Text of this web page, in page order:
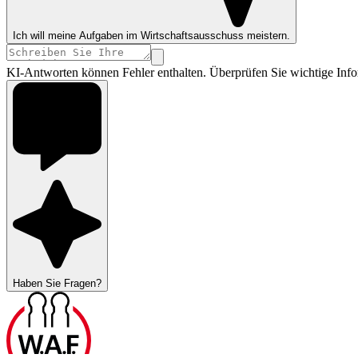
Ich will meine Aufgaben im Wirtschaftsausschuss meistern.
KI-Antworten können Fehler enthalten. Überprüfen Sie wichtige
Haben Sie Fragen?